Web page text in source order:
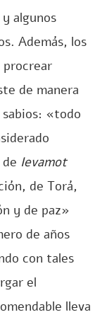
algunos
Además, los
de manera
«todo
Ievamot
de Torá,
y de paz»
de años
con tales
el
lleva